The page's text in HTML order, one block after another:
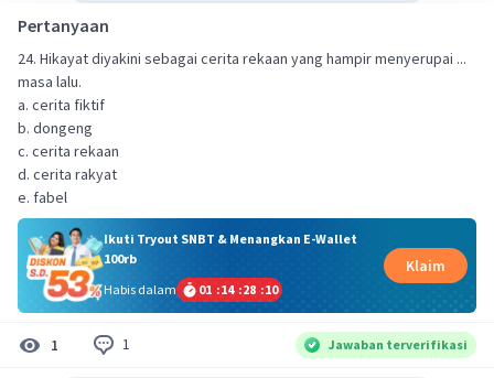
Pertanyaan
24. Hikayat diyakini sebagai cerita rekaan yang hampir menyerupai ...
masa lalu.
a. cerita fiktif
b. dongeng
c. cerita rekaan
d. cerita rakyat
e. fabel
Ikuti Tryout SNBT & Menangkan E-Wallet
100rb
Habis dalam
01 :14 :28 :10
Klaim
1 1 Jawaban terverifikasi